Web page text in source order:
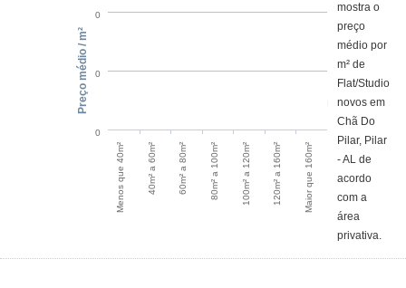
Menos que 40m² 40m² a 60m² 60m² a 80m² 80m² a 100m² 100m² a 120m² 120m² a 160m² Maior que 160m²
0
0
0
Preço médio / m²
mostra o
preço
médio por
m² de
Flat/Studio
novos em
Chã Do
Pilar, Pilar
- AL de
acordo
com a
área
privativa.